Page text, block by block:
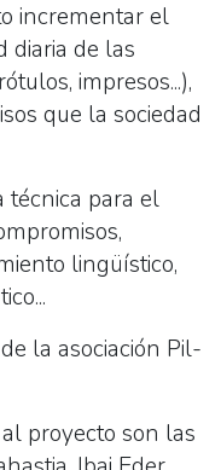
incrementar el
diaria de las
impresos...),
que la sociedad
técnica para el
lingüístico,
la asociación Pil-
proyecto son las